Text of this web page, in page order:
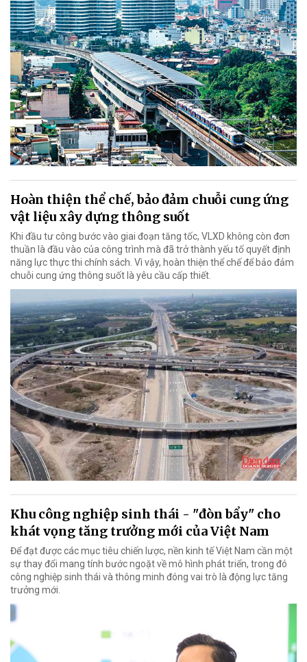
Hoàn thiện thể chế, bảo đảm chuỗi cung ứng
vật liệu xây dựng thông suốt
Khi đầu tư công bước vào giai đoạn tăng tốc, VLXD không còn đơn
thuần là đầu vào của công trình mà đã trở thành yếu tố quyết định
năng lực thực thi chính sách. Vì vậy, hoàn thiện thể chế để bảo đảm
chuỗi cung ứng thông suốt là yêu cầu cấp thiết.
Khu công nghiệp sinh thái - "đòn bẩy" cho
khát vọng tăng trưởng mới của Việt Nam
Để đạt được các mục tiêu chiến lược, nền kinh tế Việt Nam cần một
sự thay đổi mang tính bước ngoặt về mô hình phát triển, trong đó
công nghiệp sinh thái và thông minh đóng vai trò là động lực tăng
trưởng mới.